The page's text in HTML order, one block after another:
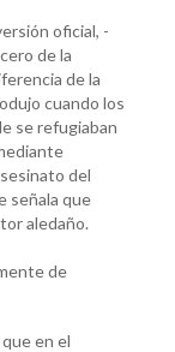
oficial, -
de la
de la
cuando los
se refugiaban
del
señala que
aledaño.
de
en el